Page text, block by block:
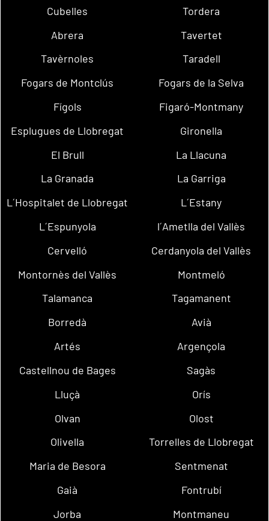
Cubelles
Tordera
Abrera
Tavertet
Tavèrnoles
Taradell
Fogars de Montclús
Fogars de la Selva
Fígols
Figaró-Montmany
Esplugues de Llobregat
Gironella
El Brull
La Llacuna
La Granada
La Garriga
L´Hospitalet de Llobregat
L´Estany
L´Espunyola
l´Ametlla del Vallès
Cervelló
Cerdanyola del Vallès
Montornès del Vallès
Montmeló
Talamanca
Tagamanent
Borredà
Avià
Artés
Argençola
Castellnou de Bages
Sagàs
Lluçà
Orís
Olvan
Olost
Olivella
Torrelles de Llobregat
Maria de Besora
Sentmenat
Gaià
Fontrubí
Jorba
Montmaneu